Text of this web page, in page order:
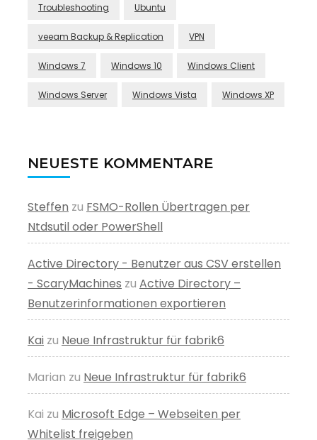
Troubleshooting Ubuntu
veeam Backup & Replication VPN
Windows 7 Windows 10 Windows Client
Windows Server Windows Vista Windows XP
NEUESTE KOMMENTARE
Steffen zu FSMO-Rollen Übertragen per
Ntdsutil oder PowerShell
Active Directory - Benutzer aus CSV erstellen
- ScaryMachines zu Active Directory –
Benutzerinformationen exportieren
Kai zu Neue Infrastruktur für fabrik6
Marian zu Neue Infrastruktur für fabrik6
Kai zu Microsoft Edge – Webseiten per
Whitelist freigeben